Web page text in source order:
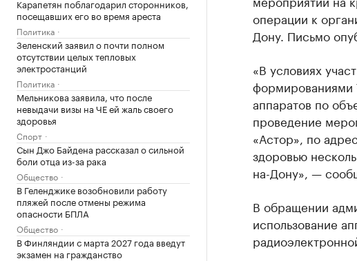
Карапетян поблагодарил сторонников,
посещавших его во время ареста
Политика
Зеленский заявил о почти полном
отсутствии целых тепловых
электростанций
Политика
Мельникова заявила, что после
невыдачи визы на ЧЕ ей жаль своего
здоровья
Спорт
Сын Джо Байдена рассказал о сильной
боли отца из-за рака
Общество
В Геленджике возобновили работу
пляжей после отмены режима
опасности БПЛА
Общество
В Финляндии с марта 2027 года введут
экзамен на гражданство
операции к
Дону. Письмо
«В условиях
формированиями
аппаратов по
проведение
«Астор», по
здоровью
на-Дону», —
В обращении
использование